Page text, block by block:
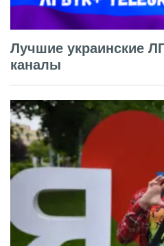
Лучшие украинские
каналы